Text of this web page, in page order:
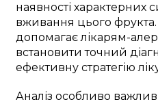
наявності характерних
вживання цього
допомагає лікарям-
встановити точний
ефективну стратегію
Аналіз особливо